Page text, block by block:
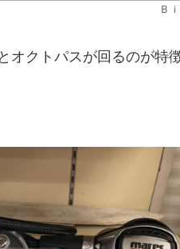
Ｂ
オクトパスが回るのが特